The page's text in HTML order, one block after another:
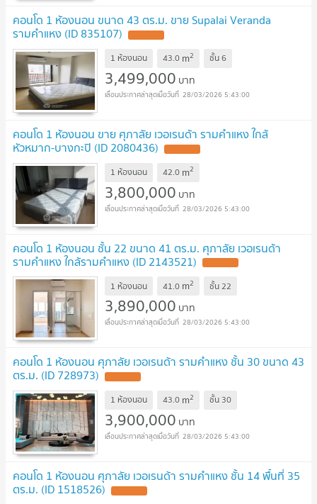
คอนโด 1 ห้องนอน ขนาด 43 ตร.ม. ขาย Supalai Veranda
รามคำแหง (ID 835107)
1 ห้องนอน 43.0 m2 ชั้น6
3,499,000 บาท
28/03/2026 5:43:00
คอนโด 1 ห้องนอน ขาย ศุภาลัย เวอเรนด้า รามคำแหง ใกล้
หัวหมาก-บางกะปิ (ID 2080436)
1 ห้องนอน 42.0 m2
3,800,000 บาท
28/03/2026 5:43:00
คอนโด 1 ห้องนอน ชั้น 22 ขนาด 41 ตร.ม. ศุภาลัย เวอเรนด้า
รามคำแหง ใกล้รามคำแหง (ID 2143521)
1 ห้องนอน 41.0 m2 ชั้น22
3,890,000 บาท
28/03/2026 5:43:00
คอนโด 1 ห้องนอน ศุภาลัย เวอเรนด้า รามคำแหง ชั้น 30 ขนาด 43
ตร.ม. (ID 728973)
1 ห้องนอน 43.0 m2 ชั้น 30
3,900,000 บาท
28/03/2026 5:43:00
คอนโด 1 ห้องนอน ศุภาลัย เวอเรนด้า รามคำแหง ชั้น 14 พื้นที่ 35
ตร.ม. (ID 1518526)